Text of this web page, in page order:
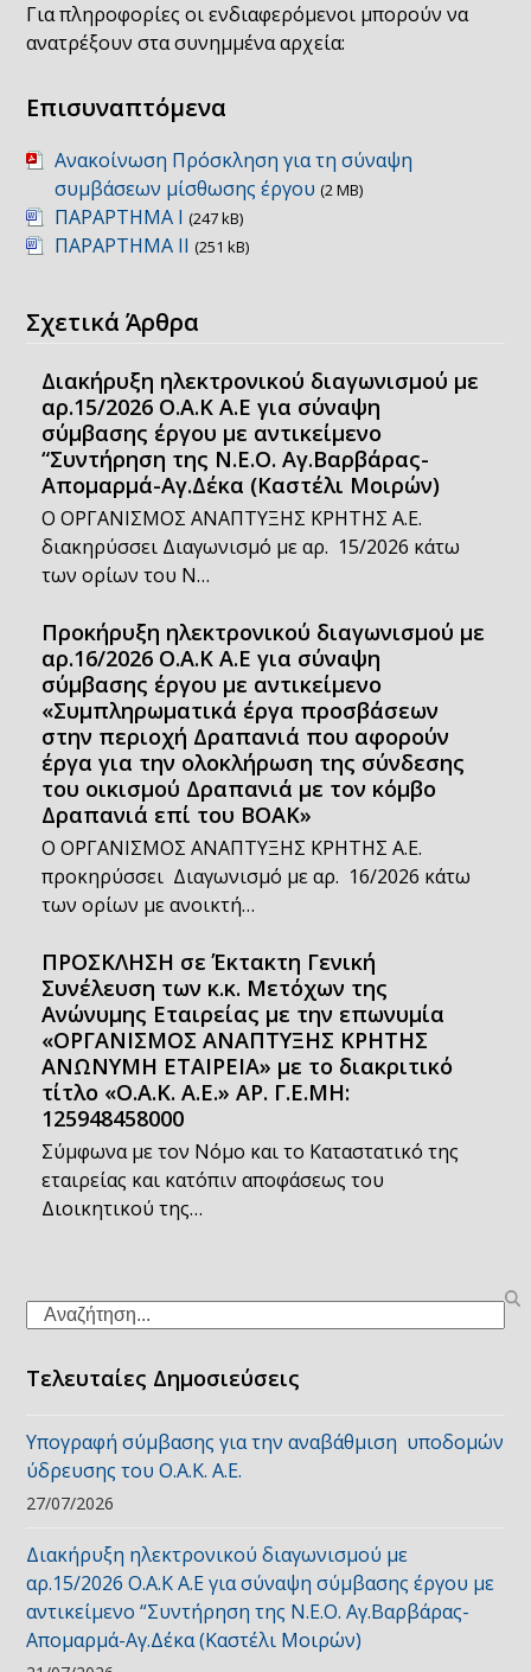
Για πληροφορίες οι ενδιαφερόμενοι μπορούν να
ανατρέξουν στα συνημμένα αρχεία:
Επισυναπτόμενα
Ανακοίνωση Πρόσκληση για τη σύναψη
συμβάσεων μίσθωσης έργου (2 MB)
ΠΑΡΑΡΤΗΜΑ Ι (247 kB)
ΠΑΡΑΡΤΗΜΑ ΙΙ (251 kB)
Σχετικά Άρθρα
Διακήρυξη ηλεκτρονικού διαγωνισμού με
αρ.15/2026 Ο.Α.Κ Α.Ε για σύναψη
σύμβασης έργου με αντικείμενο
“Συντήρηση της Ν.Ε.Ο. Αγ.Βαρβάρας-
Απομαρμά-Αγ.Δέκα (Καστέλι Μοιρών)
Ο ΟΡΓΑΝΙΣΜΟΣ ΑΝΑΠΤΥΞΗΣ ΚΡΗΤΗΣ Α.Ε.
διακηρύσσει Διαγωνισμό με αρ. 15/2026 κάτω
των ορίων του Ν…
Προκήρυξη ηλεκτρονικού διαγωνισμού με
αρ.16/2026 Ο.Α.Κ Α.Ε για σύναψη
σύμβασης έργου με αντικείμενο
«Συμπληρωματικά έργα προσβάσεων
στην περιοχή Δραπανιά που αφορούν
έργα για την ολοκλήρωση της σύνδεσης
του οικισμού Δραπανιά με τον κόμβο
Δραπανιά επί του ΒΟΑΚ»
Ο ΟΡΓΑΝΙΣΜΟΣ ΑΝΑΠΤΥΞΗΣ ΚΡΗΤΗΣ Α.Ε.
προκηρύσσει Διαγωνισμό με αρ. 16/2026 κάτω
των ορίων με ανοικτή…
ΠΡΟΣΚΛΗΣΗ σε Έκτακτη Γενική
Συνέλευση των κ.κ. Μετόχων της
Ανώνυμης Εταιρείας με την επωνυμία
«ΟΡΓΑΝΙΣΜΟΣ ΑΝΑΠΤΥΞΗΣ ΚΡΗΤΗΣ
ΑΝΩΝΥΜΗ ΕΤΑΙΡΕΙΑ» με το διακριτικό
τίτλο «Ο.Α.Κ. Α.Ε.» ΑΡ. Γ.Ε.ΜΗ:
125948458000
Σύμφωνα με τον Νόμο και το Καταστατικό της
εταιρείας και κατόπιν αποφάσεως του
Διοικητικού της…
Search
Τελευταίες Δημοσιεύσεις
Υπογραφή σύμβασης για την αναβάθμιση υποδομών
ύδρευσης του Ο.Α.Κ. Α.Ε.
27/07/2026
Διακήρυξη ηλεκτρονικού διαγωνισμού με
αρ.15/2026 Ο.Α.Κ Α.Ε για σύναψη σύμβασης έργου με
αντικείμενο “Συντήρηση της Ν.Ε.Ο. Αγ.Βαρβάρας-
Απομαρμά-Αγ.Δέκα (Καστέλι Μοιρών)